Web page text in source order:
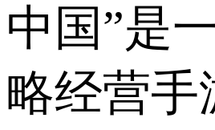
中国”是
略经营手